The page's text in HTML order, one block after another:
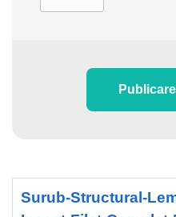
Surub-Structural-